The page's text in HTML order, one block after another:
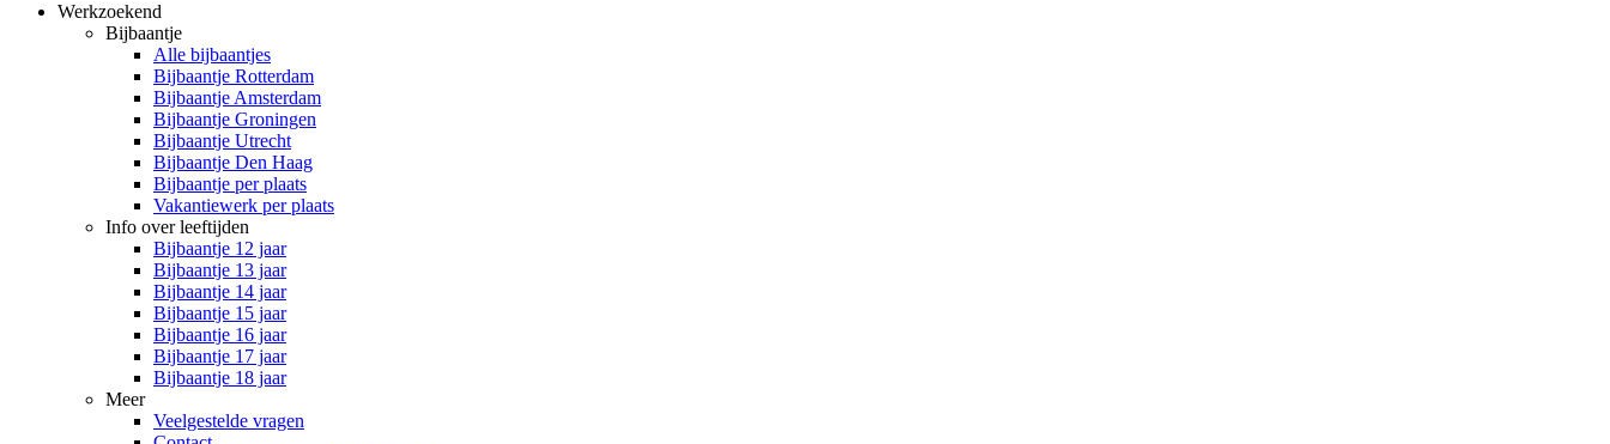
Werkzoekend
Bijbaantje
Alle bijbaantjes
Bijbaantje Rotterdam
Bijbaantje Amsterdam
Bijbaantje Groningen
Bijbaantje Utrecht
Bijbaantje Den Haag
Bijbaantje per plaats
Vakantiewerk per plaats
Info over leeftijden
Bijbaantje 12 jaar
Bijbaantje 13 jaar
Bijbaantje 14 jaar
Bijbaantje 15 jaar
Bijbaantje 16 jaar
Bijbaantje 17 jaar
Bijbaantje 18 jaar
Meer
Veelgestelde vragen